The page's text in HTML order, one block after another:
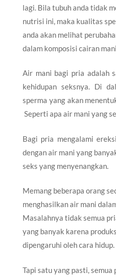
lagi. Bila tubuh anda tidak
nutrisi ini, maka kualitas
anda akan melihat
dalam komposisi cairan
Air mani bagi pria adalah
kehidupan seksnya. Di
sperma yang akan
Seperti apa air mani yang
Bagi pria mengalami
dengan air mani yang
seks yang menyenangkan.
Memang beberapa orang
menghasilkan air mani
Masalahnya tidak semua
yang banyak karena
dipengaruhi oleh cara hidup.
Tapi satu yang pasti,